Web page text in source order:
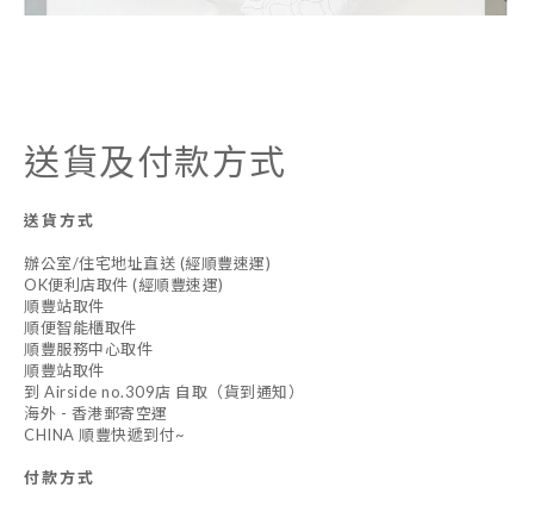
送貨及付款方式
送貨方式
辦公室/住宅地址直送 (經順豐速運)
OK便利店取件 (經順豐速運)
順豐站取件
順便智能櫃取件
順豐服務中心取件
順豐站取件
到 Airside no.309店 自取（貨到通知）
海外 - 香港郵寄空運
CHINA 順豐快遞到付~
付款方式